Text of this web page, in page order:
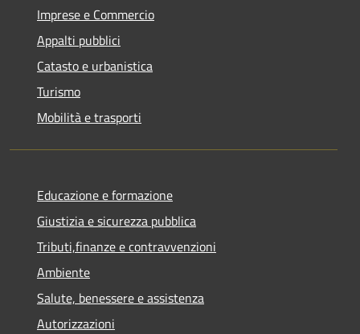
Imprese e Commercio
Appalti pubblici
Catasto e urbanistica
Turismo
Mobilità e trasporti
Educazione e formazione
Giustizia e sicurezza pubblica
Tributi,finanze e contravvenzioni
Ambiente
Salute, benessere e assistenza
Autorizzazioni